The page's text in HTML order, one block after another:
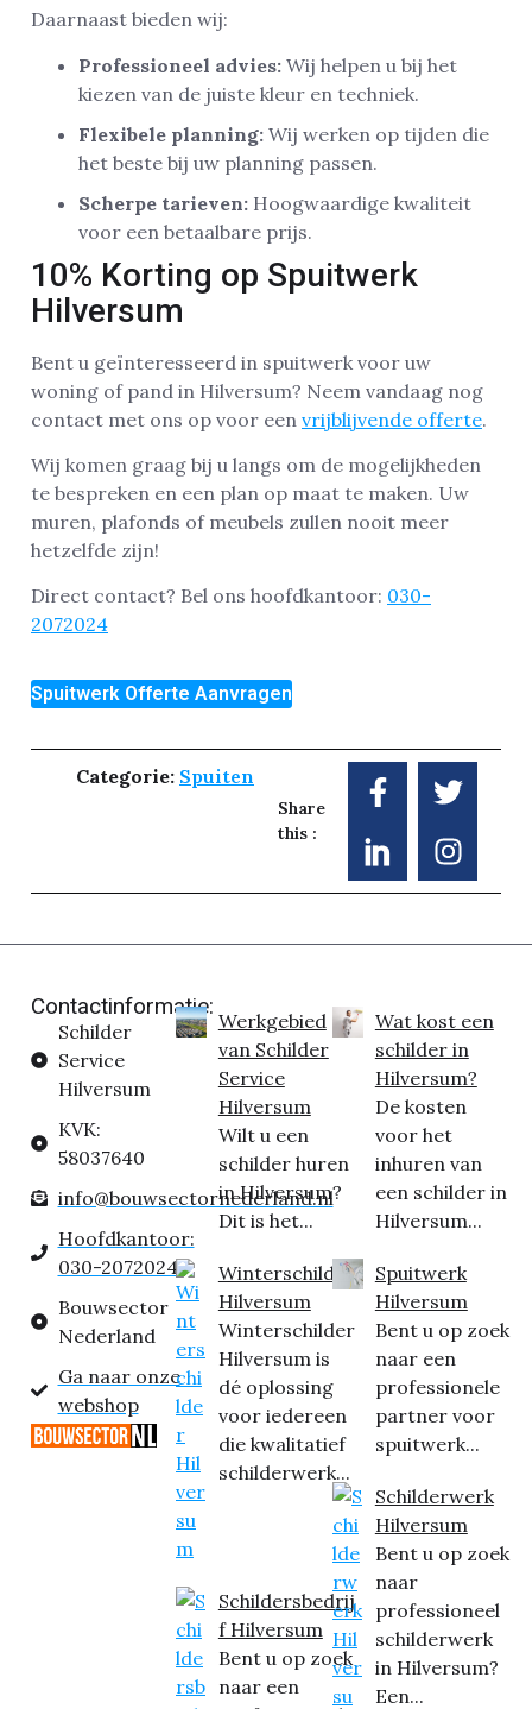
Daarnaast bieden wij:
Professioneel advies: Wij helpen u bij het
kiezen van de juiste kleur en techniek.
Flexibele planning: Wij werken op tijden die
het beste bij uw planning passen.
Scherpe tarieven: Hoogwaardige kwaliteit
voor een betaalbare prijs.
10% Korting op Spuitwerk
Hilversum
Bent u geïnteresseerd in spuitwerk voor uw
woning of pand in Hilversum? Neem vandaag nog
contact met ons op voor een vrijblijvende offerte.
Wij komen graag bij u langs om de mogelijkheden
te bespreken en een plan op maat te maken. Uw
muren, plafonds of meubels zullen nooit meer
hetzelfde zijn!
Direct contact? Bel ons hoofdkantoor: 030-
2072024
Spuitwerk Offerte Aanvragen
Categorie: Spuiten
Share
this :
Contactinformatie:
Schilder
Service
Hilversum
KVK:
58037640
info@bouwsectornederland.nl
Hoofdkantoor:
030-2072024
Bouwsector
Nederland
Ga naar onze
webshop
Werkgebied
van Schilder
Service
Hilversum
Wilt u een
schilder huren
in Hilversum?
Dit is het...
Winterschilder
Hilversum
Winterschilder
Hilversum is
dé oplossing
voor iedereen
die kwalitatief
schilderwerk...
Schildersbedrij
f Hilversum
Bent u op zoek
naar een
Wat kost een
schilder in
Hilversum?
De kosten
voor het
inhuren van
een schilder in
Hilversum...
Spuitwerk
Hilversum
Bent u op zoek
naar een
professionele
partner voor
spuitwerk...
Schilderwerk
Hilversum
Bent u op zoek
naar
professioneel
schilderwerk
in Hilversum?
Een...